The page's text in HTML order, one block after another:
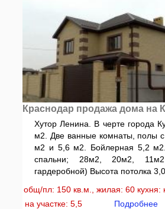
Краснодар продажа дома на
Хутор Ленина. В черте города
м2. Две ванные комнаты, полы
м2 и 5,6 м2. Бойлерная 5,2
спальни; 28м2, 20м2,
гардеробной) Высота потолка
общ/пл: 150 кв.м., жилая: 60 кухня:
на участке: 5,5
Подробнее